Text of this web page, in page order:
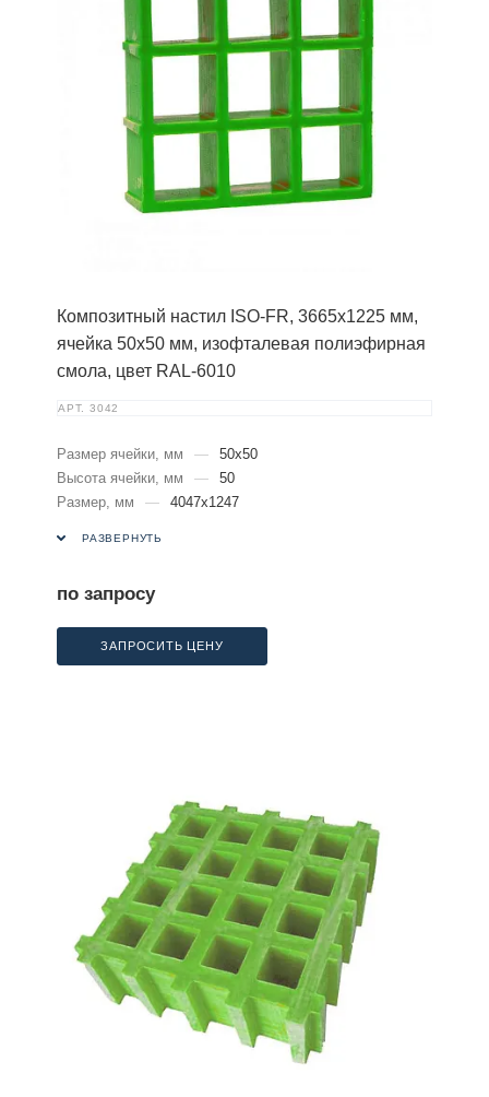
Композитный настил ISO-FR, 3665х1225 мм,
ячейка 50х50 мм, изофталевая полиэфирная
смола, цвет RAL-6010
АРТ. 3042
Размер ячейки, мм —
50х50
Высота ячейки, мм
—
50
Размер, мм
— 4047х1247
РАЗВЕРНУТЬ
по запросу
ЗАПРОСИТЬ ЦЕНУ